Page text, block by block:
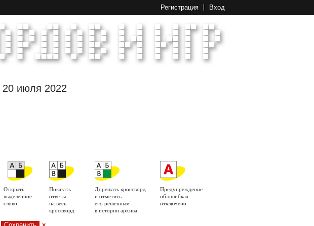
Регистрация Вход
20 июля 2022
Открыть
выделенное
слово
Показать
ответы
на весь
кроссворд
Дорешать кроссворд
и отметить
его решённым
в истории архива
Предупреждение
об ошибках
отключено